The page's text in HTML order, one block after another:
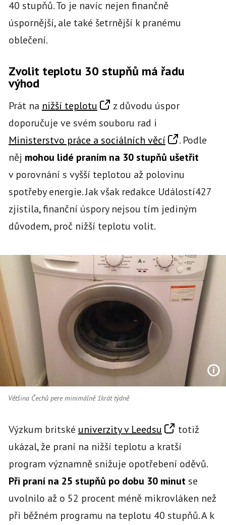
40 stupňů. To je navíc nejen finančně
úspornější, ale také šetrnější k pranému
oblečení.
Zvolit teplotu 30 stupňů má řadu
výhod
Prát na nižší teplotu
z důvodu úspor
doporučuje ve svém souboru rad i
Ministerstvo práce a sociálních věcí
. Podle
něj mohou lidé praním na 30 stupňů ušetřit
v porovnání s vyšší teplotou až polovinu
spotřeby energie. Jak však redakce Událostí427
zjistila, finanční úspory nejsou tím jediným
důvodem, proč nižší teplotu volit.
Většina Čechů pere minimálně 1krát týdně
Výzkum britské univerzity v Leedsu
totiž
ukázal, že praní na nižší teplotu a kratší
program významně snižuje opotřebení oděvů.
Při praní na 25 stupňů po dobu 30 minutse
uvolnilo až o 52 procent méně mikrovláken než
při běžném programu na teplotu 40 stupňů. A k